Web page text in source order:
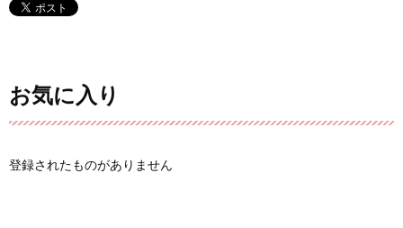
お気に入り
登録されたものがありません